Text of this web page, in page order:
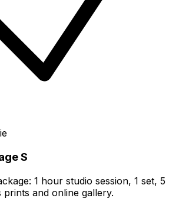
S
1 hour studio session, 1 set, 5
prints and online gallery.